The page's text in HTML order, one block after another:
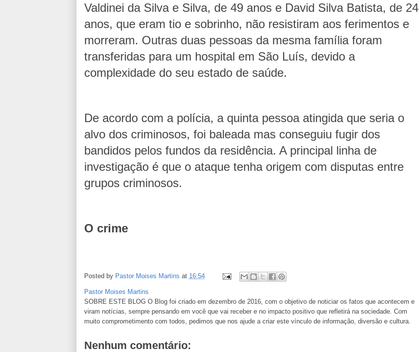
Valdinei da Silva e Silva, de 49 anos e David Silva Batista, de 24
anos, que eram tio e sobrinho, não resistiram aos ferimentos e
morreram. Outras duas pessoas da mesma família foram
transferidas para um hospital em São Luís, devido a
complexidade do seu estado de saúde.
De acordo com a polícia, a quinta pessoa atingida que seria o
alvo dos criminosos, foi baleada mas conseguiu fugir dos
bandidos pelos fundos da residência. A principal linha de
investigação é que o ataque tenha origem com disputas entre
grupos criminosos.
O crime
Posted by Pastor Moises Martins at 16:54
Pastor Moises Martins
SOBRE ESTE BLOG O Blog foi criado em dezembro de 2016, com o objetivo de noticiar os fatos que acontecem e
viram notícias, sempre pensando em você que vai receber e no impacto positivo que refletirá na sociedade. Com
muito comprometimento com todos, pedimos que nos ajude a criar este vínculo de informação, diversão e cultura.
Nenhum comentário: